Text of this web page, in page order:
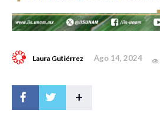
Laura Gutiérrez Ago 14, 2024
+